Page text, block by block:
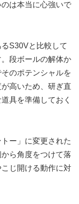
は本当に心強いで
S30Vと比較して
段ボールの解体か
のポテンシャルを
高いため、研ぎ直
具を準備しておく
ー」に変更された
ら角度をつけて落
じ開ける動作に対